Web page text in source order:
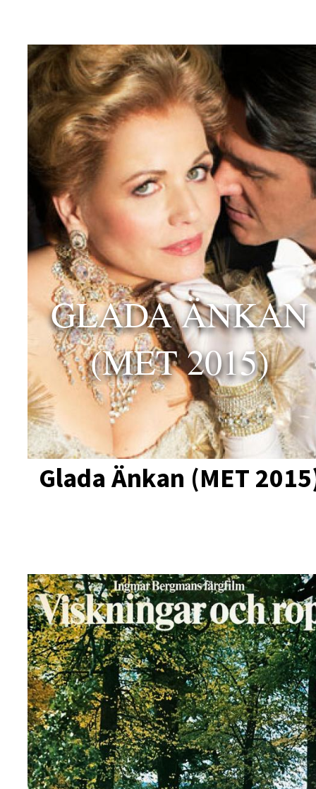
GLADA ÄNKAN
(MET 2015)
Glada Änkan (MET